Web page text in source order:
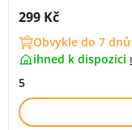
Cena s DPH:
299 Kč
Obvykle do 7 dnů
ihned k dispozici
5